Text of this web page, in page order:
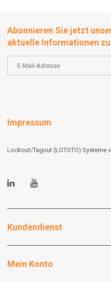
Abonnieren Sie jetzt
aktuelle Informationen
Impressum
Lockout/Tagout (LOTOTO) Systeme
Kundendienst
Mein Konto